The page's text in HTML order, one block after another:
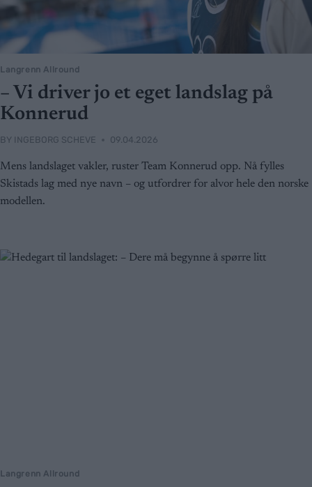
Langrenn Allround
– Vi driver jo et eget landslag på
Konnerud
BY INGEBORG SCHEVE 09.04.2026
Mens landslaget vakler, ruster Team Konnerud opp. Nå fylles
Skistads lag med nye navn – og utfordrer for alvor hele den norske
modellen.
Langrenn Allround